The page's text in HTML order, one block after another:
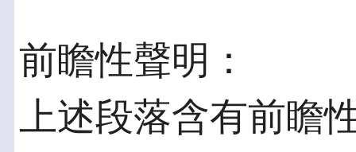
前瞻性聲明：
上述段落含有前瞻